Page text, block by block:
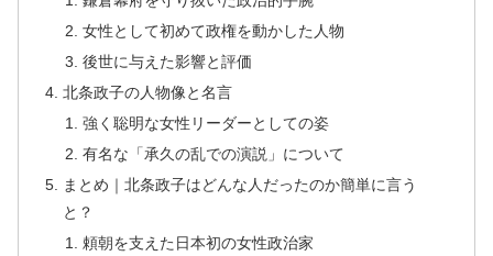
女性として初めて政権を動かした人物
後世に与えた影響と評価
北条政子の人物像と名言
強く聡明な女性リーダーとしての姿
有名な「承久の乱での演説」について
まとめ｜北条政子はどんな人だったのか簡単に言う
と？
頼朝を支えた日本初の女性政治家